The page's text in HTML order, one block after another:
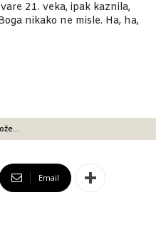
21. veka, ipak kaznila,
nikako ne misle. Ha, ha,
Email